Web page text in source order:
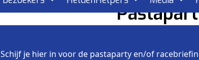
Schijf je hier in voor de pastaparty en/of